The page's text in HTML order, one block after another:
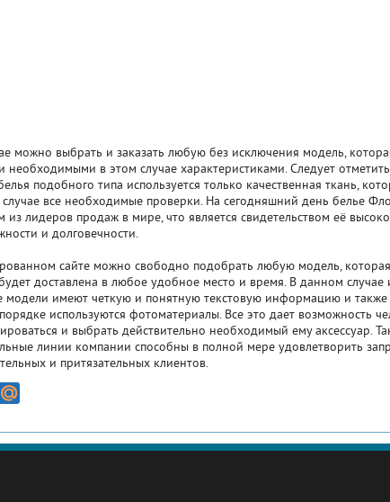
можно выбрать и заказать любую без исключения модель,
необходимыми в этом случае характеристиками. Следует
подобного типа используется только качественная ткань,
все необходимые проверки. На сегодняшний день белье
из лидеров продаж в мире, что является свидетельством её
и долговечности.
сайте можно свободно подобрать любую модель,
доставлена в любое удобное место и время. В данном случае
модели имеют четкую и понятную текстовую информацию и также
используются фотоматериалы. Все это дает возможность
и выбрать действительно необходимый ему аксессуар.
линии компании способны в полной мере удовлетворить
и притязательных клиентов.